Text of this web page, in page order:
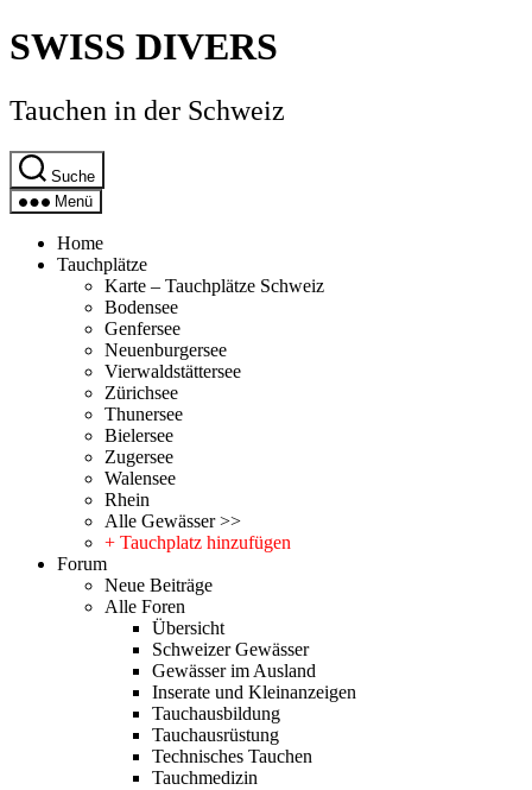
Direkt
zum
wechseln
SWISS DIVERS
Tauchen in der Schweiz
Suche
Menü
Home
Tauchplätze
Karte – Tauchplätze Schweiz
Bodensee
Genfersee
Neuenburgersee
Vierwaldstättersee
Zürichsee
Thunersee
Bielersee
Zugersee
Walensee
Rhein
Alle Gewässer >>
+ Tauchplatz hinzufügen
Forum
Neue Beiträge
Alle Foren
Übersicht
Schweizer Gewässer
Gewässer im Ausland
Inserate und Kleinanzeigen
Tauchausbildung
Tauchausrüstung
Technisches Tauchen
Tauchmedizin